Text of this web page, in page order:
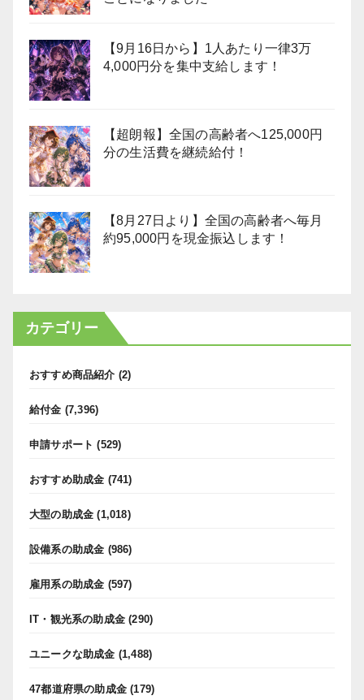
【9月16日から】1人あたり一律3万
4,000円分を集中支給します！
【超朗報】全国の高齢者へ125,000円
分の生活費を継続給付！
【8月27日より】全国の高齢者へ毎月
約95,000円を現金振込します！
カテゴリー
おすすめ商品紹介 (2)
給付金 (7,396)
申請サポート (529)
おすすめ助成金 (741)
大型の助成金 (1,018)
設備系の助成金 (986)
雇用系の助成金 (597)
IT・観光系の助成金 (290)
ユニークな助成金 (1,488)
47都道府県の助成金 (179)